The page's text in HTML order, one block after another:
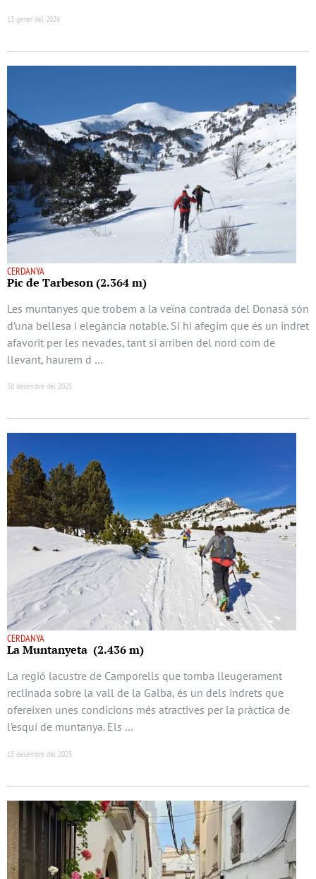
13 gener del 2026
CERDANYA
Pic de Tarbeson (2.364 m)
Les muntanyes que trobem a la veïna contrada del Donasà són
d’una bellesa i elegància notable. Si hi afegim que és un indret
afavorit per les nevades, tant si arriben del nord com de
llevant, haurem d …
30 desembre del 2025
CERDANYA
La Muntanyeta (2.436 m)
La regió lacustre de Camporells que tomba lleugerament
reclinada sobre la vall de la Galba, és un dels indrets que
ofereixen unes condicions més atractives per la pràctica de
l’esquí de muntanya. Els …
15 desembre del 2025